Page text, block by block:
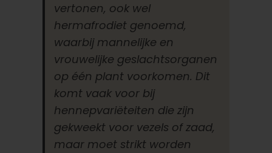
vertonen, ook wel
hermafrodiet genoemd,
waarbij mannelijke en
vrouwelijke geslachtsorganen
op één plant voorkomen. Dit
komt vaak voor bij
hennepvariëteiten die zijn
gekweekt voor vezels of zaad,
maar moet strikt worden